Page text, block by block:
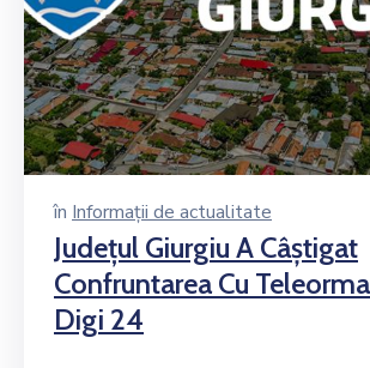
în Informații de actualitate
Judeţul Giurgiu A Câştigat
Confruntarea Cu
Digi 24